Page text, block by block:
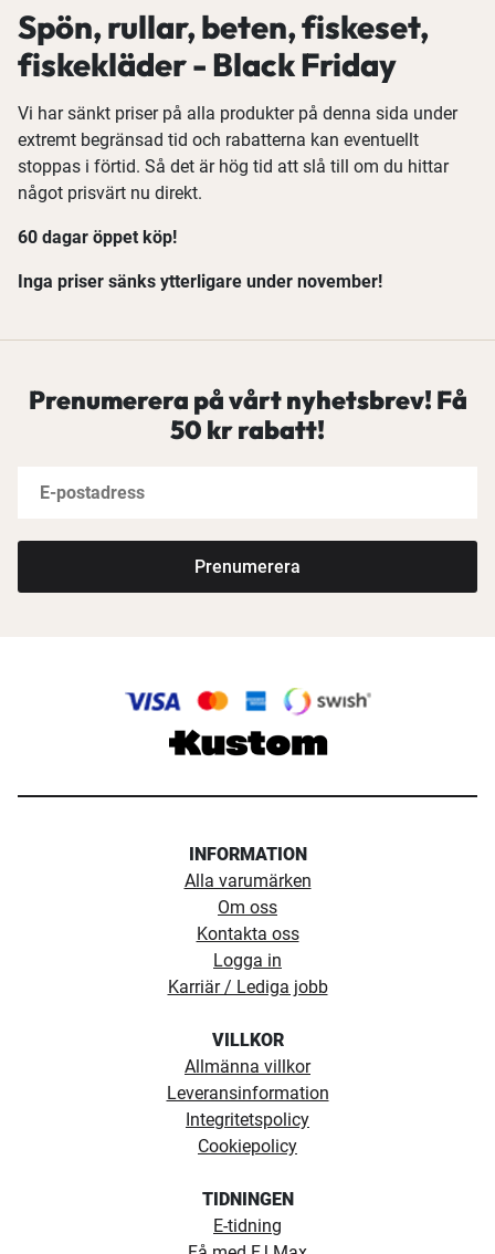
Spön, rullar, beten, fiskeset,
fiskekläder - Black Friday
Vi har sänkt priser på alla produkter på denna sida under
extremt begränsad tid och rabatterna kan eventuellt
stoppas i förtid. Så det är hög tid att slå till om du hittar
något prisvärt nu direkt.
60 dagar öppet köp!
Inga priser sänks ytterligare under november!
Prenumerera på vårt nyhetsbrev! Få
50 kr rabatt!
Prenumerera
INFORMATION
Alla varumärken
Om oss
Kontakta oss
Logga in
Karriär / Lediga jobb
VILLKOR
Allmänna villkor
Leveransinformation
Integritetspolicy
Cookiepolicy
TIDNINGEN
E-tidning